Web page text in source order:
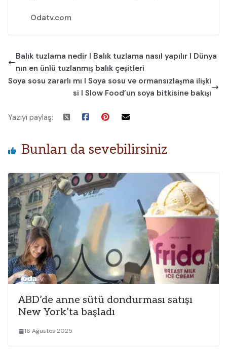
Odatv.com
Balık tuzlama nedir I Balık tuzlama nasıl yapılır I Dünya
nın en ünlü tuzlanmış balık çeşitleri
Soya sosu zararlı mı I Soya sosu ve ormansızlaşma ilişki
si I Slow Food’un soya bitkisine bakışı
Yazıyı paylaş:
Bunları da sevebilirsiniz
ABD’de anne sütü dondurması satışı
New York’ta başladı
16 Ağustos 2025